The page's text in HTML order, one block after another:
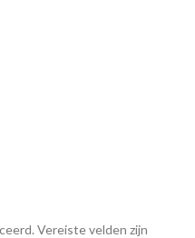
Vereiste velden zijn